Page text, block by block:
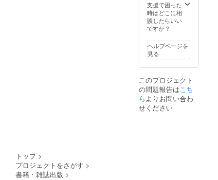
支援で困った
時はどこに相
談したらいい
ですか？
ヘルプページを
見る
このプロジェクト
の問題報告はこち
らよりお問い合わ
せください
トップ >
プロジェクトをさがす >
書籍・雑誌出版 >